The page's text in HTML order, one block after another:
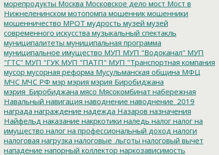
морепродукты Москва Московское дело мост Мост в
Нижнеленинском мотопомпа мошенник мошенники
мошенничество МРОТ мудрость музей музей
современного искусства музыкальный спектакль
муниципалитеты муниципальная программа
муниципальное имущество МУП МУП "Водоканал" МУП
"ГТС" МУП "ГУК МУП "ПАТП" МУП "Транспортная компания
мусор мусорная реформа Мусульманская община МФЦ
МЧС МЧС РФ мэр мэрия мэрия Биробиджана
мэрия_Биробиджана мясо Мясокомбинат набережная
Навальный навигация наводнение наводнение_2019
награда награждение надежда Назаров назначения
Найфельд наказание накркотики наледь налог налог на
имущество налог на профессиональный доход налоги
налоговая нагрузка налоговые_льготы налоговый вычет
нападение напорный коллектор наркозависимость